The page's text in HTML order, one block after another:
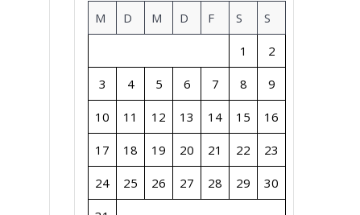
M D M D F S S
1 2
3 4 5 6 7 8 9
10 11 12 13 14 15 16
17 18 19 20 21 22 23
24 25 26 27 28 29 30